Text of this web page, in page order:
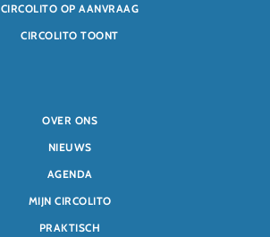
CIRCOLITO OP AANVRAAG
CIRCOLITO TOONT
OVER ONS
NIEUWS
AGENDA
MIJN CIRCOLITO
PRAKTISCH